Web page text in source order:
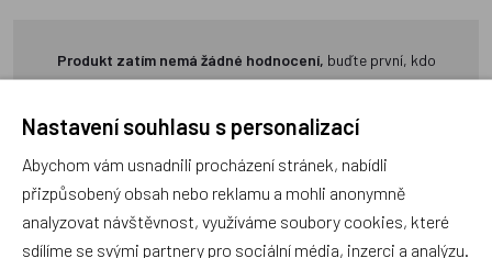
Produkt zatím nemá žádné hodnocení, buďte první, kdo
produkt ohodnotí!
Přidat hodnocení
Nastavení souhlasu s personalizací
Abychom vám usnadnili procházení stránek, nabídli
přizpůsobený obsah nebo reklamu a mohli anonymně
analyzovat návštěvnost, využíváme soubory cookies, které
sdílíme se svými partnery pro sociální média, inzerci a analýzu.